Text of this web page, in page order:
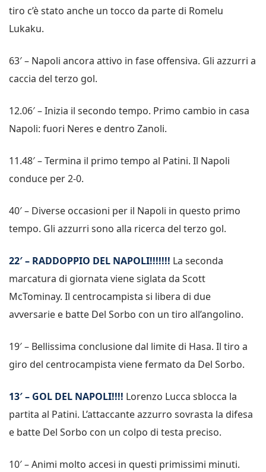
tiro c’è stato anche un tocco da parte di Romelu
Lukaku.
63′ – Napoli ancora attivo in fase offensiva. Gli azzurri a
caccia del terzo gol.
12.06′ – Inizia il secondo tempo. Primo cambio in casa
Napoli: fuori Neres e dentro Zanoli.
11.48′ – Termina il primo tempo al Patini. Il Napoli
conduce per 2-0.
40′ – Diverse occasioni per il Napoli in questo primo
tempo. Gli azzurri sono alla ricerca del terzo gol.
22′ – RADDOPPIO DEL NAPOLI!!!!!!! La seconda
marcatura di giornata viene siglata da Scott
McTominay. Il centrocampista si libera di due
avversarie e batte Del Sorbo con un tiro all’angolino.
19′ – Bellissima conclusione dal limite di Hasa. Il tiro a
giro del centrocampista viene fermato da Del Sorbo.
13′ – GOL DEL NAPOLI!!!! Lorenzo Lucca sblocca la
partita al Patini. L’attaccante azzurro sovrasta la difesa
e batte Del Sorbo con un colpo di testa preciso.
10′ – Animi molto accesi in questi primissimi minuti.